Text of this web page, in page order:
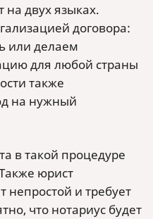
двух языках.
договора:
или делаем
для любой страны
также
на нужный
в такой процедуре
юрист
непростой и требует
что нотариус будет